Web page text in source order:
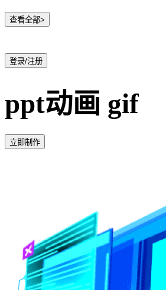
查看全部>
登录/注册
ppt动画 gif
立即制作